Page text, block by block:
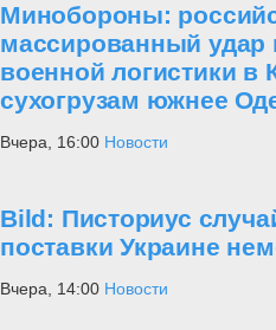
Минобороны:
массированный удар
военной логистики в
сухогрузам южнее
Вчера, 16:00 Новости
Bild: Писториус
поставки Украине
Вчера, 14:00 Новости